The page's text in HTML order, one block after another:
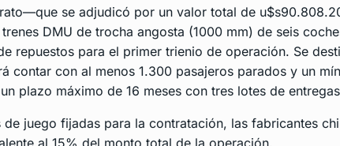
se adjudicó por un valor total de
DMU de trocha angosta (1000 mm) de seis
repuestos para el primer trienio de operación. Se
contar con al menos 1.300 pasajeros parados y un
plazo máximo de 16 meses con tres lotes de
de juego fijadas para la contratación, las fabricantes